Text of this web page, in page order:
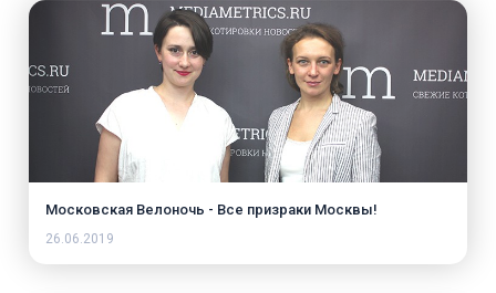
Московская Велоночь - Все призраки Москвы!
26.06.2019